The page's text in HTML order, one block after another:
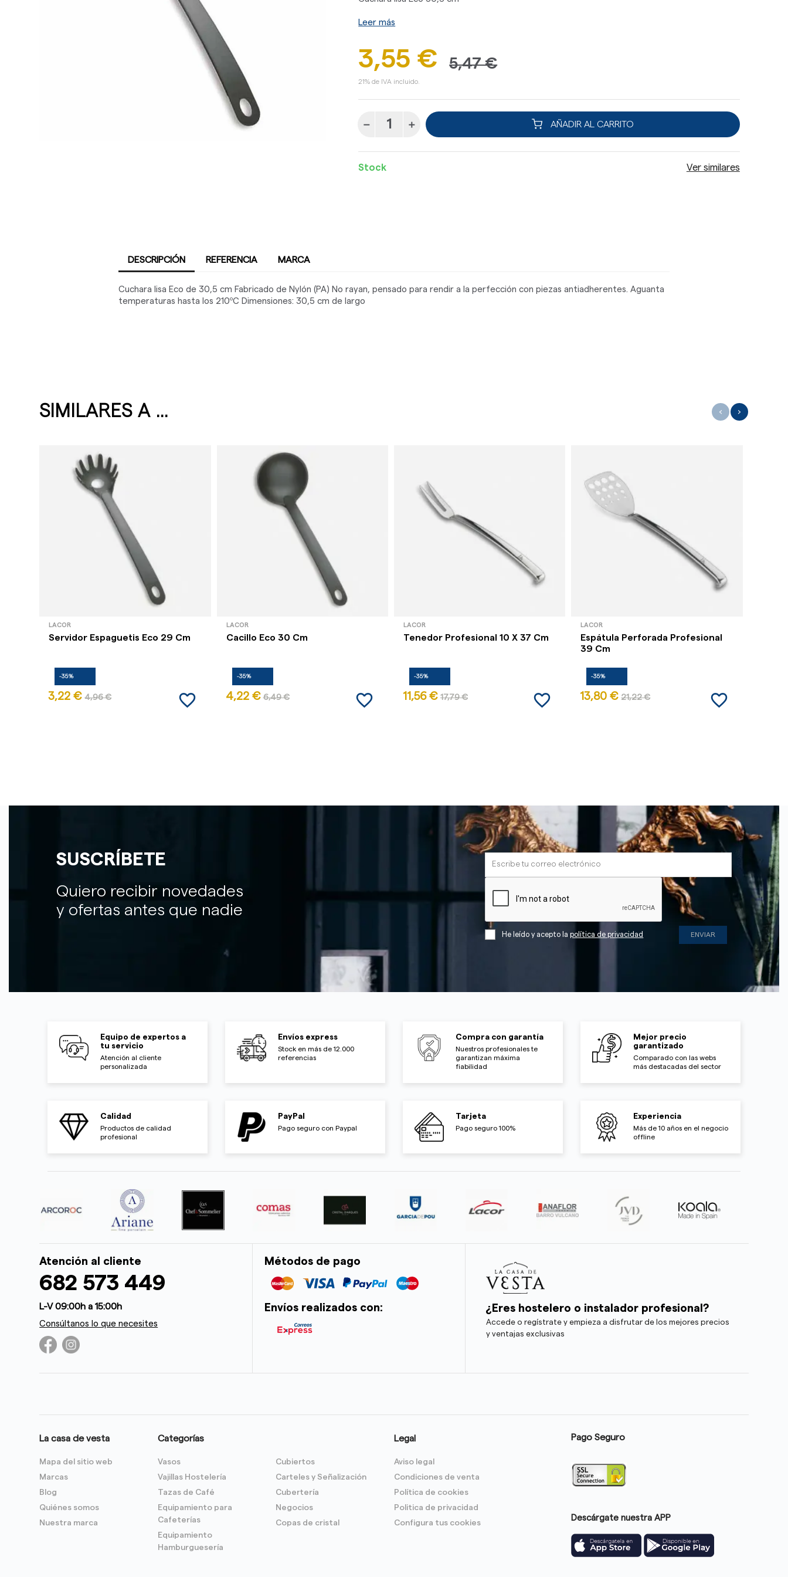
Leer más
3,55 € 5,47 €
21% de IVA incluido.
AÑADIR AL CARRITO
Stock Ver similares
DESCRIPCIÓN REFERENCIA MARCA
Cuchara lisa Eco de 30,5 cm Fabricado de Nylón (PA) No rayan, pensado para rendir a la perfección con piezas antiadherentes. Aguanta
temperaturas hasta los 210ºC Dimensiones: 30,5 cm de largo
SIMILARES A ...
LACOR
Servidor Espaguetis Eco 29 Cm
-35%
3,22 € 4,96 € favorite_border
LACOR
Cacillo Eco 30 Cm
-35%
4,22 € 6,49 € favorite_border
LACOR
Tenedor Profesional 10 X 37 Cm
-35%
11,56 € 17,79 € favorite_border
LACOR
Espátula Perforada Profesional
39 Cm
-35%
13,80 € 21,22 € favorite_border
‹ ›
SUSCRÍBETE
Quiero recibir novedades
y ofertas antes que nadie
He leído y acepto lapolítica de privacidad
Equipo de expertos a
tu servicio
Atención al cliente
personalizada
Envíos express
Stock en más de 12.000
referencias
Compra con garantía
Nuestros profesionales te
garantizan máxima
fiabilidad
Mejor precio
garantizado
Comparado con las webs
más destacadas del sector
Calidad
Productos de calidad
profesional
PayPal
Pago seguro con Paypal
Tarjeta
Pago seguro 100%
Experiencia
Más de 10 años en el negocio
offline
Atención al cliente
682 573 449
L-V 09:00h a 15:00h
Consúltanos lo que necesites
Métodos de pago
Envíos realizados con: ¿Eres hostelero o instalador profesional?
Accede o regístrate y empieza a disfrutar de los mejores precios
y ventajas exclusivas
La casa de vesta
Mapa del sitio web
Marcas
Blog
Quiénes somos
Nuestra marca
Categorías
Vasos
Vajillas Hostelería
Tazas de Café
Equipamiento para
Cafeterías
Equipamiento
Hamburguesería
Cubiertos
Carteles y Señalización
Cubertería
Negocios
Copas de cristal
Legal
Aviso legal
Condiciones de venta
Política de cookies
Politica de privacidad
Configura tus cookies
Pago Seguro
Descárgate nuestra APP